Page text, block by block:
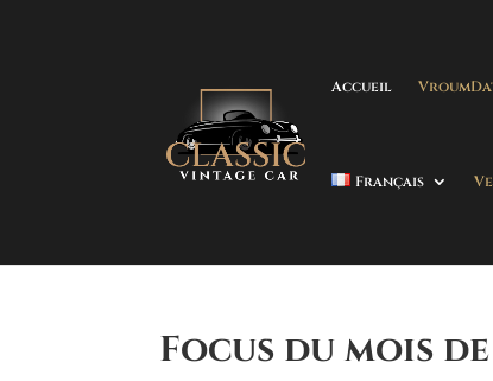
Accueil
Français
Focus du mois